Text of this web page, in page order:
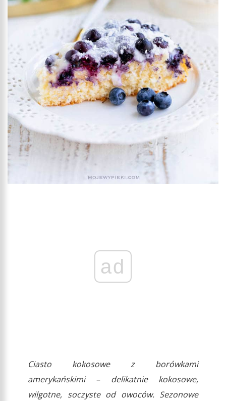
ad
Ciasto kokosowe z borówkami
amerykańskimi – delikatnie kokosowe,
wilgotne, soczyste od owoców. Sezonowe